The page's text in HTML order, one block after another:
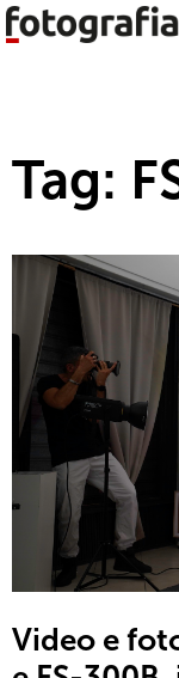
Tag:
Video e